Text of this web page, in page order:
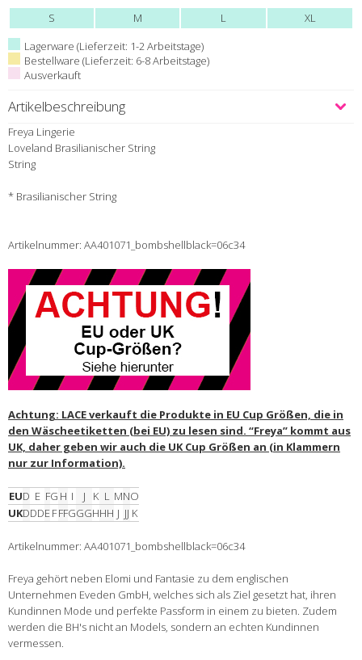
S M L
XL
Lagerware (Lieferzeit: 1-2 Arbeitstage)
Bestellware (Lieferzeit: 6-8 Arbeitstage)
Ausverkauft
Artikelbeschreibung
Freya Lingerie
Loveland Brasilianischer String
String
* Brasilianischer String
Artikelnummer: AA401071_bombshellblack=06c34
Achtung: LACE verkauft die Produkte in EU Cup Größen, die in
den Wäscheetiketten (bei EU) zu lesen sind. “Freya” kommt aus
UK, daher geben wir auch die UK Cup Größen an (in Klammern
nur zur Information).
EUD E FG H I J K L MNO
UKDDDEFFFGGGHHH J JJ K
Artikelnummer: AA401071_bombshellblack=06c34
Freya gehört neben Elomi und Fantasie zu dem englischen
Unternehmen Eveden GmbH, welches sich als Ziel gesetzt hat, ihren
Kundinnen Mode und perfekte Passform in einem zu bieten. Zudem
werden die BH's nicht an Models, sondern an echten Kundinnen
vermessen.